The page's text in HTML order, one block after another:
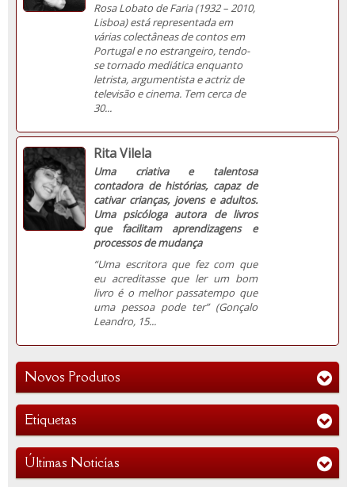
Rosa Lobato de Faria (1932 – 2010,
Lisboa) está representada em
várias colectâneas de contos em
Portugal e no estrangeiro, tendo-
se tornado mediática enquanto
letrista, argumentista e actriz de
televisão e cinema. Tem cerca de
30...
Rita Vilela
Uma criativa e talentosa
contadora de histórias, capaz de
cativar crianças, jovens e adultos.
Uma psicóloga autora de livros
que facilitam aprendizagens e
processos de mudança
“Uma escritora que fez com que
eu acreditasse que ler um bom
livro é o melhor passatempo que
uma pessoa pode ter” (Gonçalo
Leandro, 15...
Novos Produtos
Etiquetas
Últimas Noticías